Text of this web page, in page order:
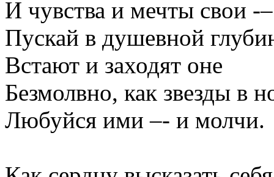
И чувства и мечты свои -–
Пускай в душевной
Встают и заходят оне
Безмолвно, как звезды в
Любуйся ими –- и молчи.